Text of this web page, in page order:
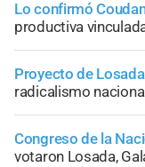
Lo confirmó
productiva
Proyecto de Losada
radicalismo
Congreso de la
votaron Losada,